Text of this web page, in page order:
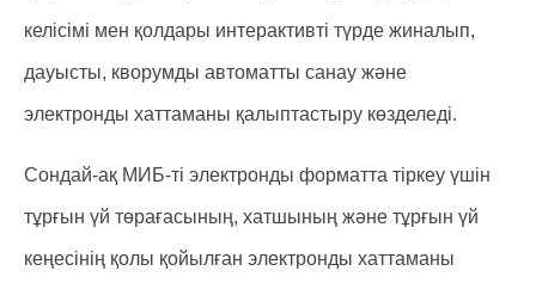
келісімі мен қолдары интерактивті түрде жиналып,
дауысты, кворумды автоматты санау және
электронды хаттаманы қалыптастыру көзделеді.
Сондай-ақ МИБ-ті электронды форматта тіркеу үшін
тұрғын үй төрағасының, хатшының және тұрғын үй
кеңесінің қолы қойылған электронды хаттаманы